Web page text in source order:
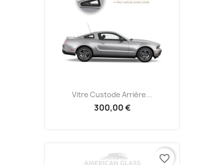
Vitre Custode Arrière...
300,00 €
favorite_border